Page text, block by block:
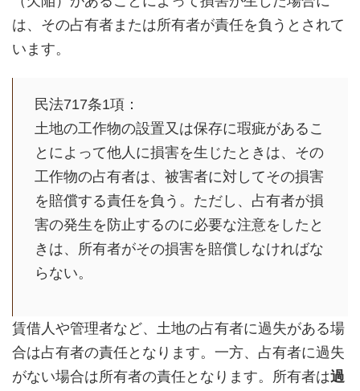
は、その占有者または所有者が責任を負うとされて
います。
民法717条1項：
土地の工作物の設置又は保存に瑕疵があるこ
とによって他人に損害を生じたときは、その
工作物の占有者は、被害者に対してその損害
を賠償する責任を負う。ただし、占有者が損
害の発生を防止するのに必要な注意をしたと
きは、所有者がその損害を賠償しなければな
らない。
賃借人や管理者など、土地の占有者に過失がある場
合は占有者の責任となります。一方、占有者に過失
がない場合は所有者の責任となります。所有者は過